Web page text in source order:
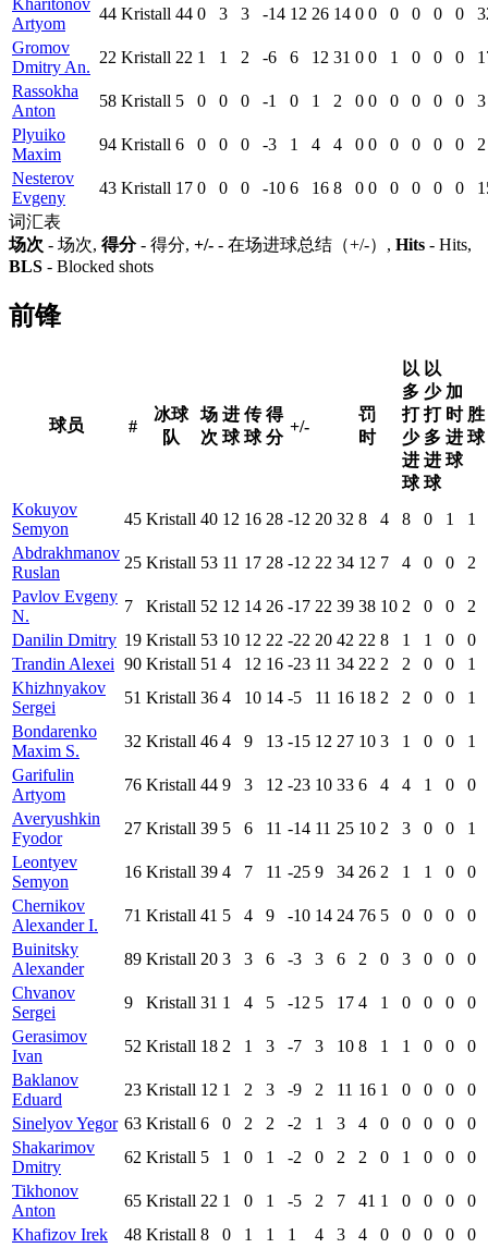
Kharitonov
Artyom
44 Kristall 44 0 3 3 -14 12 26 14 0 0 0 0 0 0
Gromov
Dmitry An.
22 Kristall 22 1 1 2 -6 6 12 31 0 0 1 0 0 0
Rassokha
Anton
58 Kristall 5 0 0 0 -1 0 1 2 0 0 0 0 0 0
3
Plyuiko
Maxim
94 Kristall 6 0 0 0 -3 1 4 4 0 0 0 0 0 0
2
Nesterov
Evgeny
43 Kristall 17 0 0 0 -10 6 16 8 0 0 0 0 0 0
词汇表
场次 - 场次, 得分- 得分, +/- - 在场进球总结（+/-）, Hits - Hits,
BLS - Blocked shots
前锋
球员 #
冰球
队
场
次
进
球
传
球
得
分
+/-
罚
时
以
多
打
少
进
球
以
少
打
多
进
球
加
时
进
球
胜
球
Kokuyov
Semyon
45 Kristall 40 12 16 28 -12 20 32 8 4 8 0 1
1
Abdrakhmanov
Ruslan
25 Kristall 53 11 17 28 -12 22 34 12 7 4 0 0
2
Pavlov Evgeny
N.
7 Kristall 52 12 14 26 -17 22 39 38 10 2 0 0
2
Danilin Dmitry 19 Kristall 53 10 12 22 -22 20 42 22 8 1 1 0
0
Trandin Alexei 90 Kristall 51 4 12 16 -23 11 34 22 2 2 0 0
1
Khizhnyakov
Sergei
51 Kristall 36 4 10 14 -5 11 16 18 2 2 0 0
1
Bondarenko
Maxim S.
32 Kristall 46 4 9 13 -15 12 27 10 3 1 0 0
1
Garifulin
Artyom
76 Kristall 44 9 3 12 -23 10 33 6 4 4 1 0
0
Averyushkin
Fyodor
27 Kristall 39 5 6 11 -14 11 25 10 2 3 0 0
1
Leontyev
Semyon
16 Kristall 39 4 7 11 -25 9 34 26 2 1 1 0
0
Chernikov
Alexander I.
71 Kristall 41 5 4 9 -10 14 24 76 5 0 0 0
0
Buinitsky
Alexander
89 Kristall 20 3 3 6 -3 3 6 2 0 3 0 0
0
Chvanov
Sergei
9 Kristall 31 1 4 5 -12 5 17 4 1 0 0 0
0
Gerasimov
Ivan
52 Kristall 18 2 1 3 -7 3 10 8 1 1 0 0
0
Baklanov
Eduard
23 Kristall 12 1 2 3 -9 2 11 16 1 0 0 0
0
Sinelyov Yegor 63 Kristall 6 0 2 2 -2 1 3 4 0 0 0 0
0
Shakarimov
Dmitry
62 Kristall 5 1 0 1 -2 0 2 2 0 1 0 0
0
Tikhonov
Anton
65 Kristall 22 1 0 1 -5 2 7 41 1 0 0 0
0
Khafizov Irek
48 Kristall 8 0 1 1 1 4 3 4 0 0 0 0
0